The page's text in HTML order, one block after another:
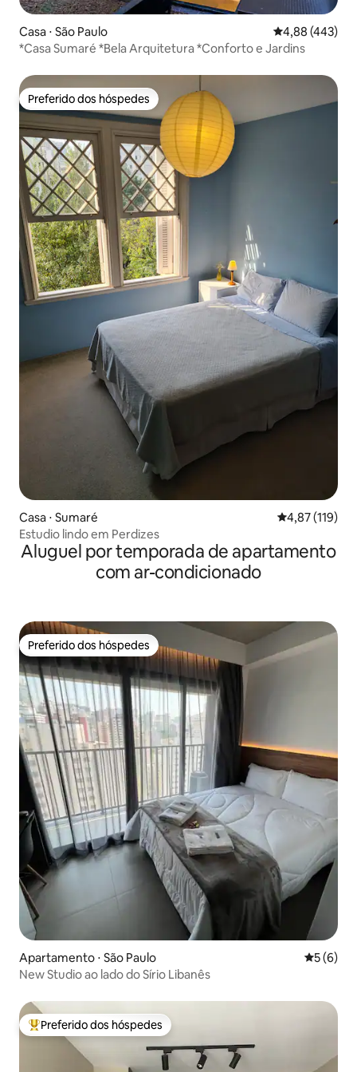
Casa ⋅ São Paulo 4,88 de uma
4,88 (443)
*Casa Sumaré *Bela Arquitetura *Conforto e Jardins
Preferido dos hóspedes
Preferido dos hóspedes
Casa ⋅ Sumaré 4,87 de uma
4,87 (119)
Estudio lindo em Perdizes
Aluguel por temporada de apartamento
com ar-condicionado
Preferido dos hóspedes
Preferido dos hóspedes
Apartamento ⋅ São Paulo 5 de
5 (6)
New Studio ao lado do Sírio Libanês
Entre os melhores preferidos dos hóspedes
Preferido dos hóspedes